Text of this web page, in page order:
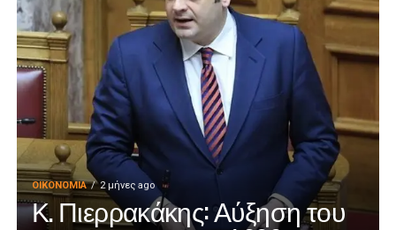
ΟΙΚΟΝΟΜΊΑ 2 μήνες ago
Κ. Πιερρακάκης: Αύξηση του